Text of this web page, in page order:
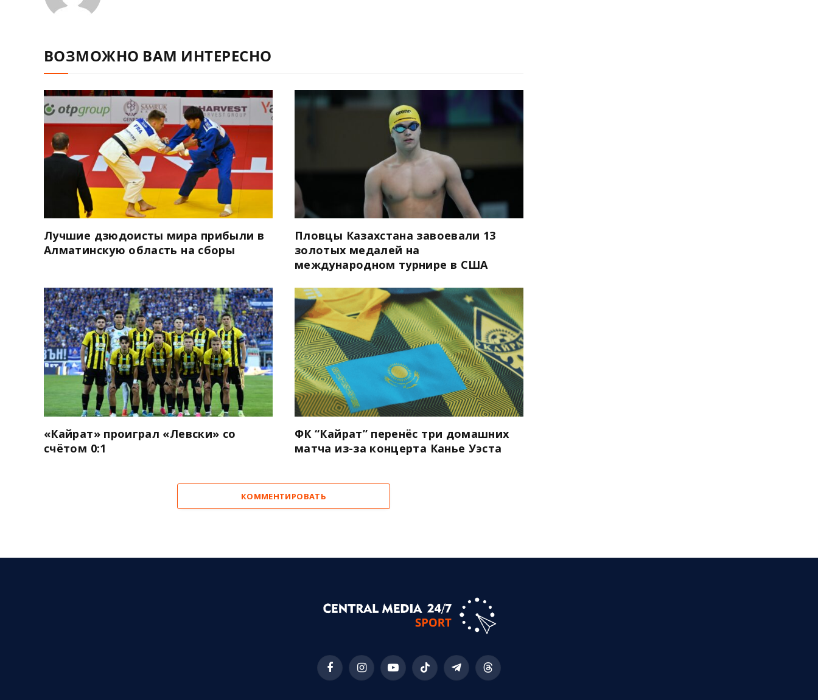
ВОЗМОЖНО ВАМ ИНТЕРЕСНО
Лучшие дзюдоисты мира прибыли в
Алматинскую область на сборы
Пловцы Казахстана завоевали 13
золотых медалей на
международном турнире в США
«Кайрат» проиграл «Левски» со
счётом 0:1
ФК “Кайрат” перенёс три домашних
матча из-за концерта Канье Уэста
КОММЕНТИРОВАТЬ
FacebookInstagramYouTubeTikTok TelegramThreads